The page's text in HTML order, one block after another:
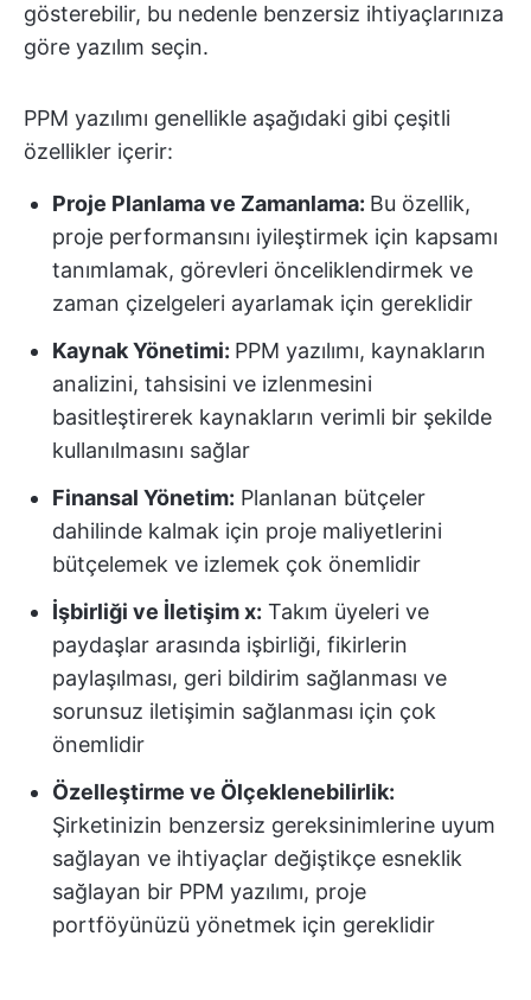
gösterebilir, bu nedenle benzersiz ihtiyaçlarınıza
göre yazılım seçin.
PPM yazılımı genellikle aşağıdaki gibi çeşitli
özellikler içerir:
Proje Planlama ve Zamanlama: Bu özellik,
proje performansını iyileştirmek için kapsamı
tanımlamak, görevleri önceliklendirmek ve
zaman çizelgeleri ayarlamak için gereklidir
Kaynak Yönetimi: PPM yazılımı, kaynakların
analizini, tahsisini ve izlenmesini
basitleştirerek kaynakların verimli bir şekilde
kullanılmasını sağlar
Finansal Yönetim: Planlanan bütçeler
dahilinde kalmak için proje maliyetlerini
bütçelemek ve izlemek çok önemlidir
İşbirliği ve İletişim x: Takım üyeleri ve
paydaşlar arasında işbirliği, fikirlerin
paylaşılması, geri bildirim sağlanması ve
sorunsuz iletişimin sağlanması için çok
önemlidir
Özelleştirme ve Ölçeklenebilirlik:
Şirketinizin benzersiz gereksinimlerine uyum
sağlayan ve ihtiyaçlar değiştikçe esneklik
sağlayan bir PPM yazılımı, proje
portföyünüzü yönetmek için gereklidir